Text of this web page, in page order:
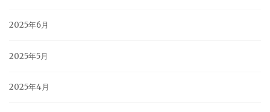
2025年6月
2025年5月
2025年4月